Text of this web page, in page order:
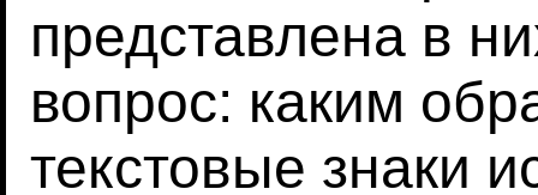
представлена в
вопрос: каким
текстовые знаки